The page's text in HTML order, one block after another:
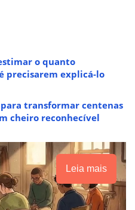
o quanto
precisarem explicá-lo
transformar centenas
cheiro reconhecível
Leia mais